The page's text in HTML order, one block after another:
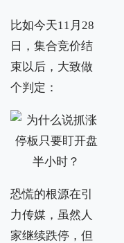
比如今天11月28
日，集合竞价结
束以后，大致做
个判定：
恐慌的根源在引
力传媒，虽然人
家继续跌停，但